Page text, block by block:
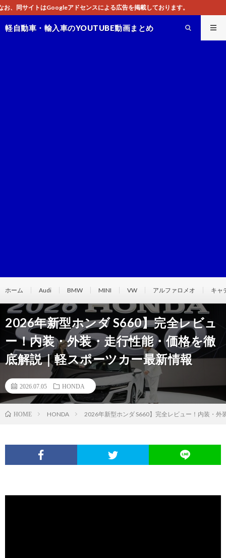
スによる広告を掲載しております。
軽自動車・輸入車のYOUTUBE動画まとめ
ホーム Audi BMW MINI VW アルファロメオ キャ
2026年新型ホンダ S660】完全レビュ
ー！内装・外装・走行性能・価格を徹
底解説｜軽スポーツカー最新情報
2026.07.05 HONDA
HOME HONDA 2026年新型ホンダ S660】完全レビュー！内装・